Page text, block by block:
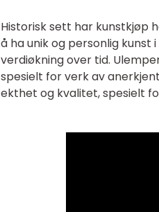
Historisk sett har kunstkjøp
å ha unik og personlig
verdiøkning over tid.
spesielt for verk av
ekthet og kvalitet, spesielt